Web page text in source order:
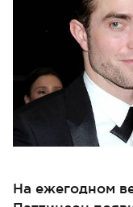
На ежегодном